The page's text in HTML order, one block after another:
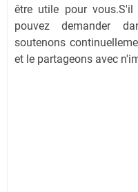
être utile pour
pouvez demander
soutenons
et le partageons avec